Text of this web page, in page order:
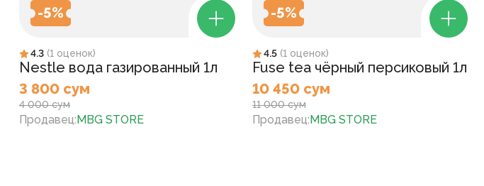
-5%
4.3 (1 оценок)
Nestle вода газированный 1л
3 800 сум
4 000 сум
Продавец:MBG STORE
-5%
4.5 (1 оценок)
Fuse tea чёрный персиковый 1л
10 450 сум
11 000 сум
Продавец:MBG STORE